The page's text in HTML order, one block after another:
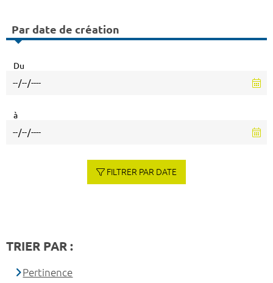
Par date de création
Du
à
FILTRER PAR DATE
TRIER PAR :
Pertinence